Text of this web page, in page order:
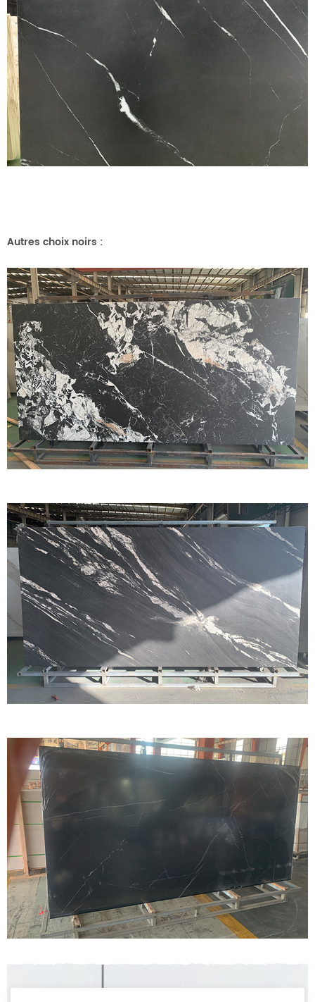
Autres choix noirs :